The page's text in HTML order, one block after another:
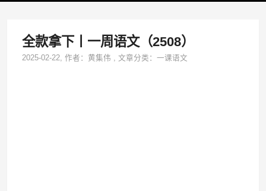
全款拿下丨一周语文（2508）
2025-02-22, 作者：黄集伟 ,文章分类：一课语文